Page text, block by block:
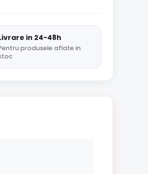
in 24-48h
produsele aflate in